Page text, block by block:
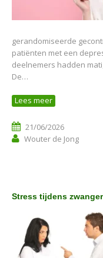
gerandomiseerde
patiënten met een
deelnemers hadden
De…
Lees meer
21/06/2026
Wouter de Jong
Stress tijdens